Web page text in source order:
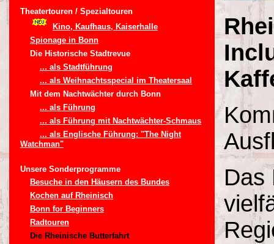
Theatertouren / Spezialtouren
Kino, Kaufhaus, Kaiserhalle
Spionage in Bonn
Die Historische Stadtrevue
... als Stadtführung
... als Weihnachtsspecial im Theatersaal
Mit dem Nachtwächter durch Bonn
... als Führung
... als Führung mit Nachtwächter-Schmaus
... als Englische Führung: "The Night
Watchman"
Unsere Sonderprogramme
Besuche in den Häusern des Bundes
Kochen auf Rheinisch
Bonn for Beginners
Radtouren
Die Rheinische Butterfahrt
Das